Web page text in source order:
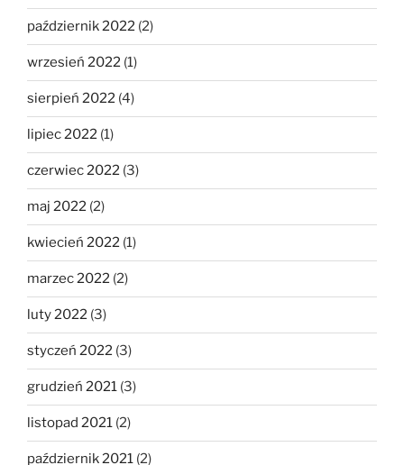
październik 2022 (2)
wrzesień 2022 (1)
sierpień 2022 (4)
lipiec 2022 (1)
czerwiec 2022 (3)
maj 2022 (2)
kwiecień 2022 (1)
marzec 2022 (2)
luty 2022 (3)
styczeń 2022 (3)
grudzień 2021 (3)
listopad 2021 (2)
październik 2021 (2)